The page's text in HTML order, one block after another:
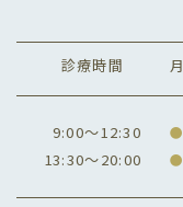
診療時間 月
9:00～12:30 ●
13:30～20:00 ●